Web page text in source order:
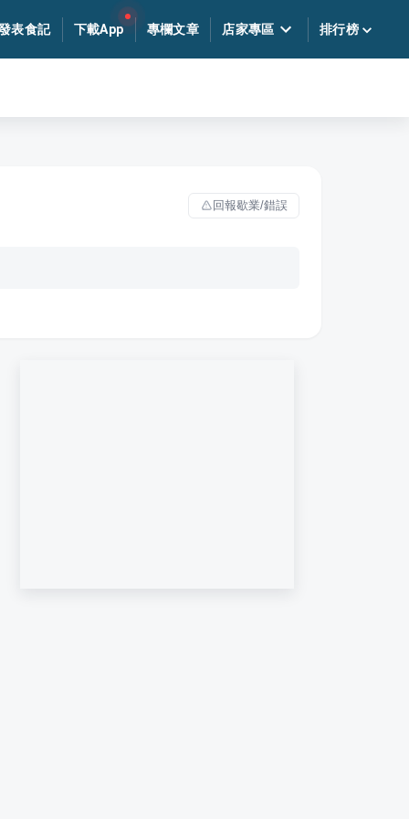
表食記 下載App 專欄文章 店家專區 排行榜
回報歇業/錯誤